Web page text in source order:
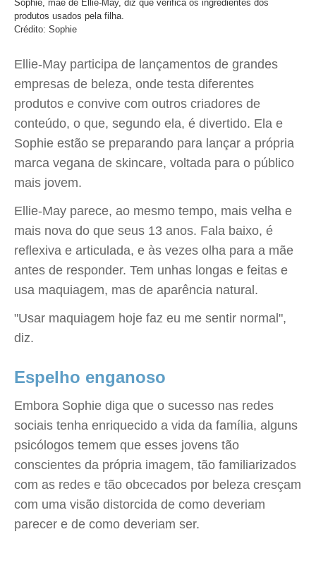
Sophie, mãe de Ellie-May, diz que verifica os ingredientes dos
produtos usados pela filha.
Crédito: Sophie
Ellie-May participa de lançamentos de grandes
empresas de beleza, onde testa diferentes
produtos e convive com outros criadores de
conteúdo, o que, segundo ela, é divertido. Ela e
Sophie estão se preparando para lançar a própria
marca vegana de skincare, voltada para o público
mais jovem.
Ellie-May parece, ao mesmo tempo, mais velha e
mais nova do que seus 13 anos. Fala baixo, é
reflexiva e articulada, e às vezes olha para a mãe
antes de responder. Tem unhas longas e feitas e
usa maquiagem, mas de aparência natural.
"Usar maquiagem hoje faz eu me sentir normal",
diz.
Espelho enganoso
Embora Sophie diga que o sucesso nas redes
sociais tenha enriquecido a vida da família, alguns
psicólogos temem que esses jovens tão
conscientes da própria imagem, tão familiarizados
com as redes e tão obcecados por beleza cresçam
com uma visão distorcida de como deveriam
parecer e de como deveriam ser.